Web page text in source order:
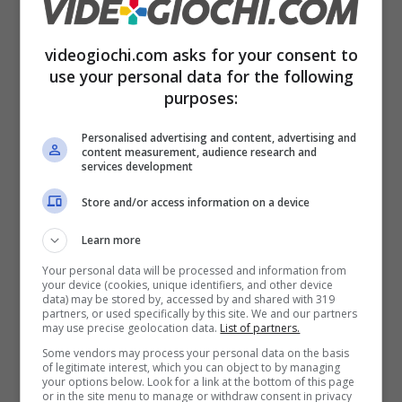
progetto multiplayer diThe Last of Usè stato
cancellato a fine 2023. In questi anni abbiamo
visto un remake e una versione rimasterizzata
della Parte II, lavori curati ma non “nuovi
capitoli” capaci di spostare l’asse della
generazione. Il prossimo gioco single player
dello studio non è stato annunciato
ufficialmente: niente date, niente finestre.
Aspetta anche chi ha amato Joel ed Ellie.
SuBungieil discorso è diverso ma arriva alla
stessa meta. Dopo l’acquisizionedel 2022, lo
studio ha affrontatorinviie riorganizzazioni:
videogiochi.com asks for your consent to
use your personal data for the following
purposes:
Personalised advertising and content, advertising and
content measurement, audience research and
services development
Store and/or access information on a device
Learn more
Your personal data will be processed and information from
your device (cookies, unique identifiers, and other device
data) may be stored by, accessed by and shared with 319
partners, or used specifically by this site. We and our partners
may use precise geolocation data. List of partners.
Some vendors may process your personal data on the basis
of legitimate interest, which you can object to by managing
your options below. Look for a link at the bottom of this page
or in the site menu to manage or withdraw consent in privacy